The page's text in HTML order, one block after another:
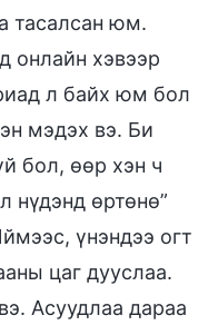
тасалсан юм.
онлайн хэвээр
л байх юм бол
мэдэх вэ. Би
бол, өөр хэн ч
нүдэнд өртөнө”
үнэндээ огт
цаг дууслаа.
Асуудлаа дараа